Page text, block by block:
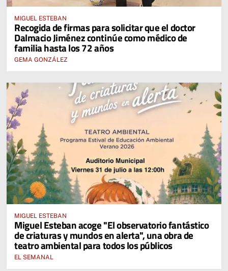
MIGUEL ESTEBAN
Recogida de firmas para solicitar que el doctor
Dalmacio Jiménez continúe como médico de
familia hasta los 72 años
GEMA GONZÁLEZ
MIGUEL ESTEBAN
Miguel Esteban acoge "El observatorio fantástico
de criaturas y mundos en alerta", una obra de
teatro ambiental para todos los públicos
EL SEMANAL